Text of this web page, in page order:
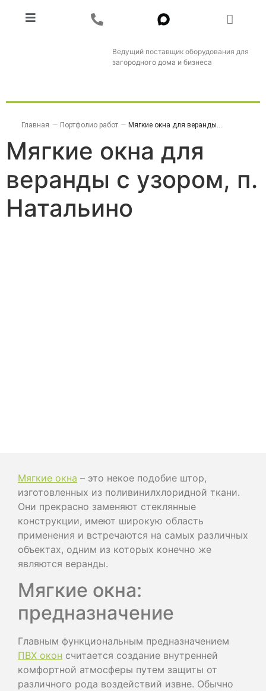
Ведущий поставщик оборудования для
загородного дома и бизнеса
Главная — Портфолио работ — Мягкие окна для веранды...
Мягкие окна для
веранды с узором, п.
Натальино
Мягкие окна – это некое подобие штор,
изготовленных из поливинилхлоридной ткани.
Они прекрасно заменяют стеклянные
конструкции, имеют широкую область
применения и встречаются на самых различных
объектах, одним из которых конечно же
являются веранды.
Мягкие окна:
предназначение
Главным функциональным предназначением
ПВХ окон считается создание внутренней
комфортной атмосферы путем защиты от
различного рода воздействий извне. Обычно